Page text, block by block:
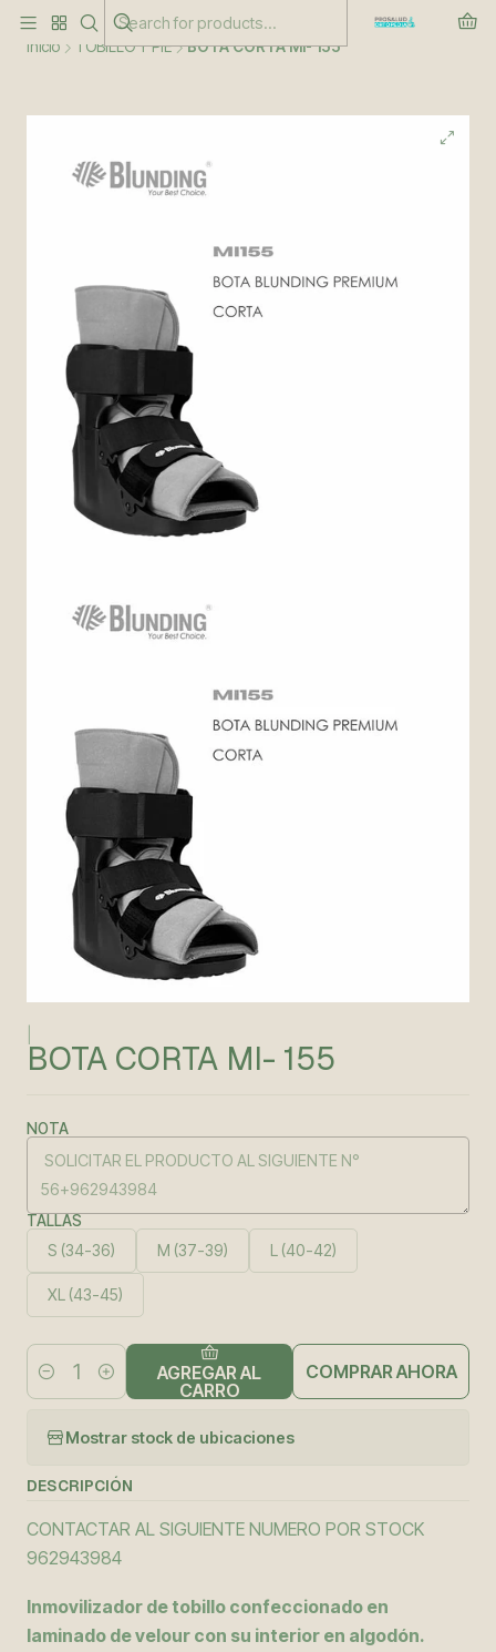
Inicio TOBILLO Y PIE BOTA CORTA MI- 155
BOTA CORTA MI- 155
NOTA
TALLAS
S (34-36) M (37-39) L (40-42)
XL (43-45)
Cantidad
AGREGAR AL
CARRO
COMPRAR AHORA
Mostrar stock de ubicaciones
DESCRIPCIÓN
CONTACTAR AL SIGUIENTE NUMERO POR STOCK
962943984
Inmovilizador de tobillo confeccionado en
laminado de velour con su interior en algodón.